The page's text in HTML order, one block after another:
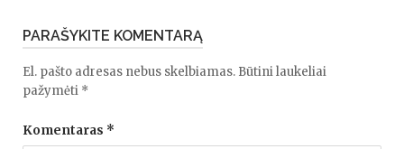
PARAŠYKITE KOMENTARĄ
El. pašto adresas nebus skelbiamas. Būtini laukeliai
pažymėti *
Komentaras *